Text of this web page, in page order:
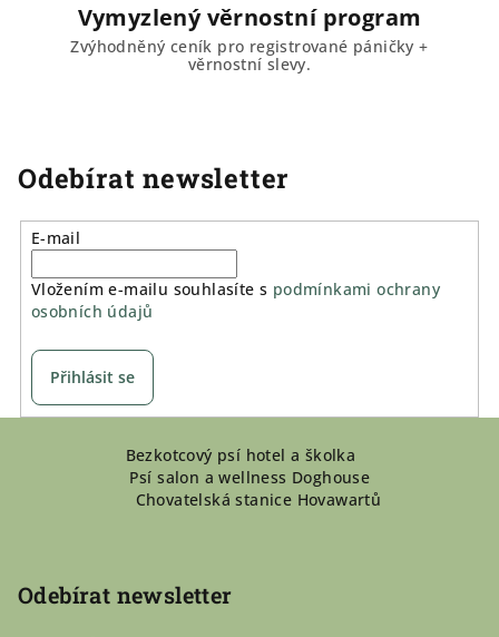
Vymyzlený věrnostní program
Zvýhodněný ceník pro registrované páničky +
věrnostní slevy.
Odebírat newsletter
E-mail
Vložením e-mailu souhlasíte s podmínkami ochrany
osobních údajů
Přihlásit se
Bezkotcový psí hotel a školka
Psí salon a wellness Doghouse
Chovatelská stanice Hovawartů
Odebírat newsletter